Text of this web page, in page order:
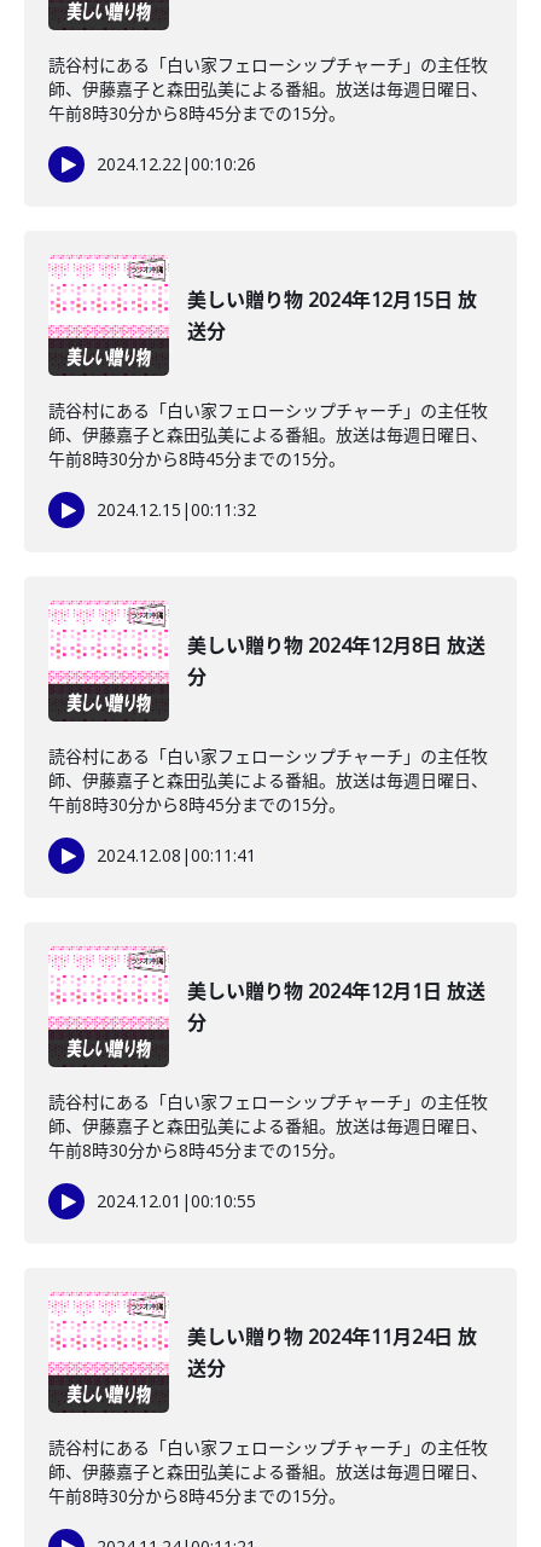
読谷村にある「白い家フェローシップチャーチ」の主任牧
師、伊藤嘉子と森田弘美による番組。放送は毎週日曜日、
午前8時30分から8時45分までの15分。
2024.12.22|00:10:26
美しい贈り物 2024年12月15日 放
送分
読谷村にある「白い家フェローシップチャーチ」の主任牧
師、伊藤嘉子と森田弘美による番組。放送は毎週日曜日、
午前8時30分から8時45分までの15分。
2024.12.15 |00:11:32
美しい贈り物 2024年12月8日 放送
分
読谷村にある「白い家フェローシップチャーチ」の主任牧
師、伊藤嘉子と森田弘美による番組。放送は毎週日曜日、
午前8時30分から8時45分までの15分。
2024.12.08 |00:11:41
美しい贈り物 2024年12月1日 放送
分
読谷村にある「白い家フェローシップチャーチ」の主任牧
師、伊藤嘉子と森田弘美による番組。放送は毎週日曜日、
午前8時30分から8時45分までの15分。
2024.12.01 |00:10:55
美しい贈り物 2024年11月24日 放
送分
読谷村にある「白い家フェローシップチャーチ」の主任牧
師、伊藤嘉子と森田弘美による番組。放送は毎週日曜日、
午前8時30分から8時45分までの15分。